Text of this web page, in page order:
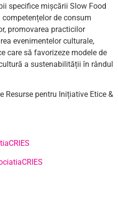
specifice mișcării Slow Food
de consum
promovarea practicilor
evenimentelor culturale,
care să favorizeze modele de
a sustenabilității în rândul
Resurse pentru Inițiative Etice &